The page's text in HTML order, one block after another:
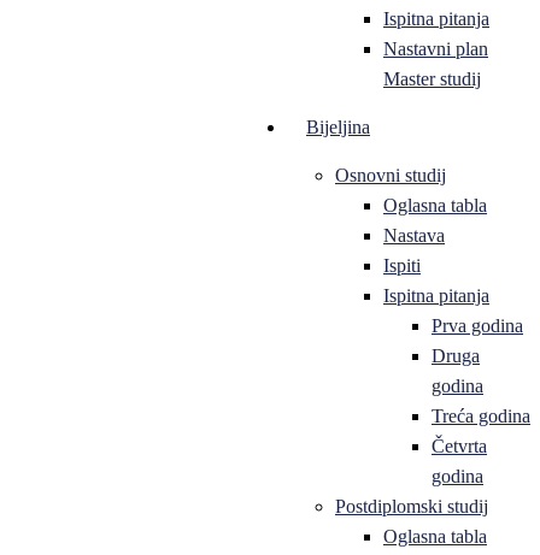
Ispitna pitanja
Nastavni plan
Master studij
Bijeljina
Osnovni studij
Oglasna tabla
Nastava
Ispiti
Ispitna pitanja
Prva godina
Druga
godina
Treća godina
Četvrta
godina
Postdiplomski studij
Oglasna tabla